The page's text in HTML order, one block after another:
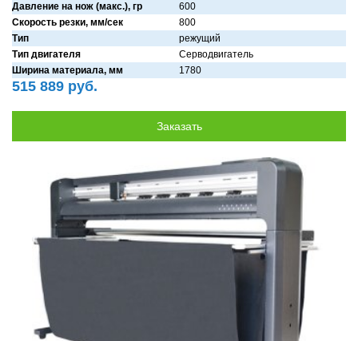
Давление на нож (макс.), гр
600
Скорость резки, мм/сек
800
Тип
режущий
Тип двигателя
Серводвигaтель
Ширина материала, мм
1780
515 889 руб.